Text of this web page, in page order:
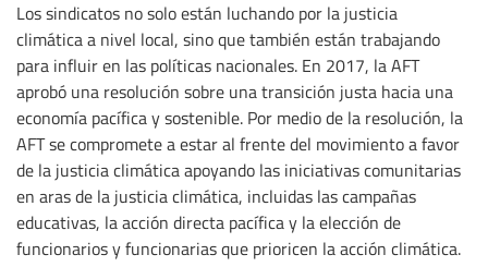
Los sindicatos no solo están luchando por la justicia
climática a nivel local, sino que también están trabajando
para influir en las políticas nacionales. En 2017, la AFT
aprobó una resolución sobre una transición justa hacia una
economía pacífica y sostenible. Por medio de la resolución, la
AFT se compromete a estar al frente del movimiento a favor
de la justicia climática apoyando las iniciativas comunitarias
en aras de la justicia climática, incluidas las campañas
educativas, la acción directa pacífica y la elección de
funcionarios y funcionarias que prioricen la acción climática.